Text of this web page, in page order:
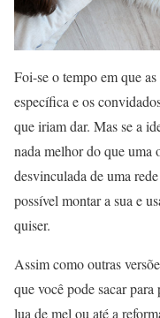
Foi-se o tempo em que
específica e os
que iriam dar. Mas se a
nada melhor do que uma
desvinculada de uma
possível montar a sua e
quiser.
Assim como outras
que você pode sacar
lua de mel ou até a